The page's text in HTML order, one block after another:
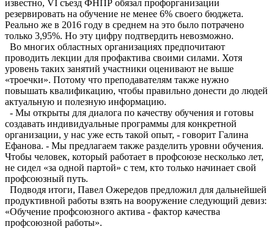
известно, VI съезд ФНПР обязал профорганизации
резервировать на обучение не менее 6% своего бюджета.
Реально же в 2016 году в среднем на это было потрачено
только 3,95%. Но эту цифру подтвердить невозможно.
Во многих областных организациях предпочитают
проводить лекции для профактива своими силами. Хотя
уровень таких занятий участники оценивают не выше
«троечки». Потому что преподавателям также нужно
повышать квалификацию, чтобы правильно донести до людей
актуальную и полезную информацию.
- Мы открыты для диалога по качеству обу­чения и готовы
создавать индивидуальные программы для конкретной
организации, у нас уже есть такой опыт, - говорит Галина
Ефанова. - Мы предлагаем также разделить уровни обучения.
Чтобы человек, который работает в профсоюзе несколько лет,
не сидел «за одной партой» с тем, кто только начинает свой
профсоюзный путь.
Подводя итоги, Павел Ожередов предложил для дальнейшей
продуктивной работы взять на вооружение следующий девиз:
«Обу­чение профсоюзного актива - фактор качества
профсоюзной работы».